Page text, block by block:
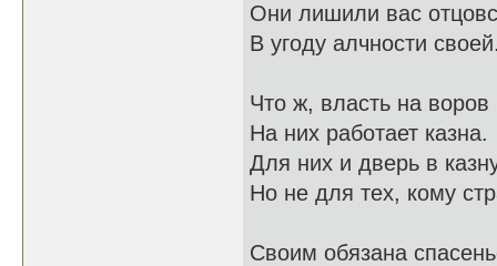
Они лишили вас
В угоду алчности
Что ж, власть на
На них работает казна.
Для них и дверь в
Но не для тех, кому
Своим обязана